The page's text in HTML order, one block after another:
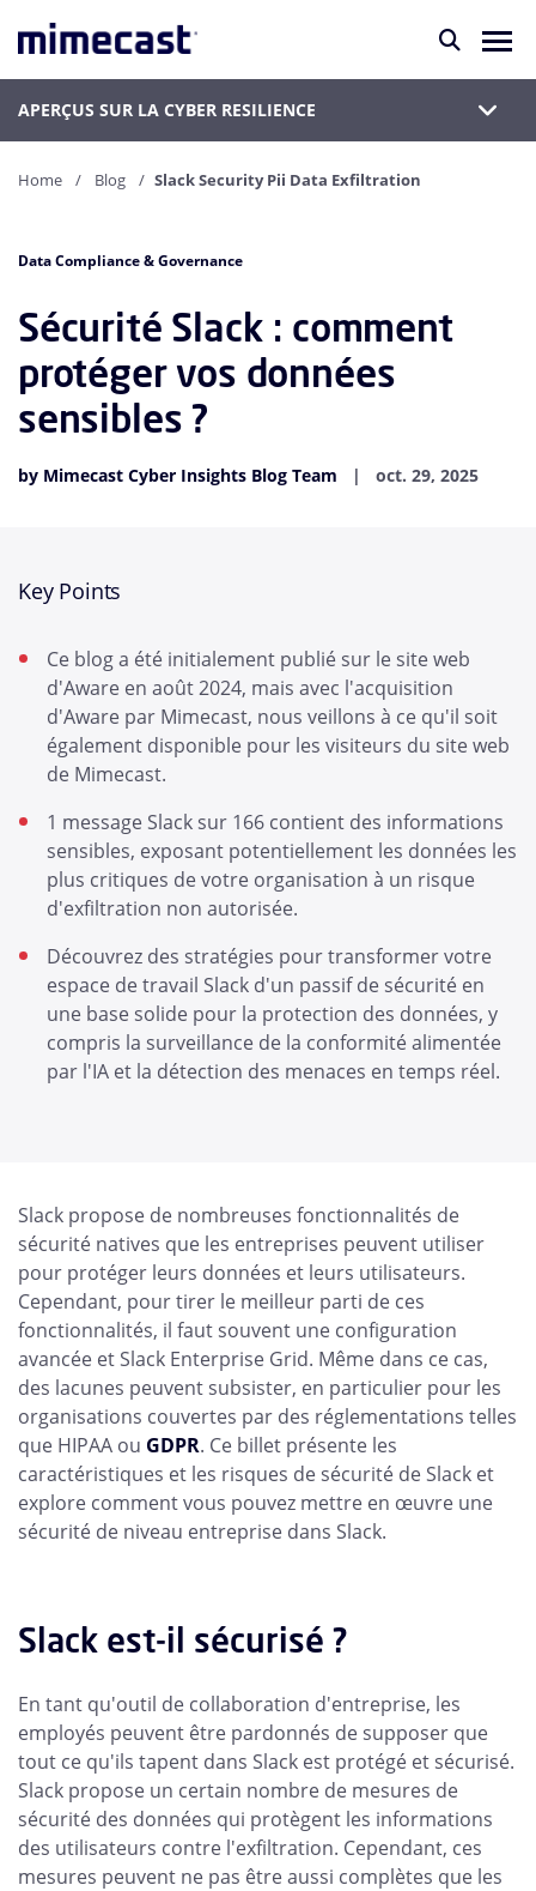
APERÇUS SUR LA CYBER RESILIENCE
Home Blog Slack Security Pii Data Exfiltration
Data Compliance & Governance
Sécurité Slack : comment
protéger vos données
sensibles ?
by Mimecast Cyber Insights Blog Team oct. 29, 2025
Key Points
Ce blog a été initialement publié sur le site web
d'Aware en août 2024, mais avec l'acquisition
d'Aware par Mimecast, nous veillons à ce qu'il soit
également disponible pour les visiteurs du site web
de Mimecast.
1 message Slack sur 166 contient des informations
sensibles, exposant potentiellement les données les
plus critiques de votre organisation à un risque
d'exfiltration non autorisée.
Découvrez des stratégies pour transformer votre
espace de travail Slack d'un passif de sécurité en
une base solide pour la protection des données, y
compris la surveillance de la conformité alimentée
par l'IA et la détection des menaces en temps réel.
Slack propose de nombreuses fonctionnalités de
sécurité natives que les entreprises peuvent utiliser
pour protéger leurs données et leurs utilisateurs.
Cependant, pour tirer le meilleur parti de ces
fonctionnalités, il faut souvent une configuration
avancée et Slack Enterprise Grid. Même dans ce cas,
des lacunes peuvent subsister, en particulier pour les
organisations couvertes par des réglementations telles
que HIPAA ou GDPR. Ce billet présente les
caractéristiques et les risques de sécurité de Slack et
explore comment vous pouvez mettre en œuvre une
sécurité de niveau entreprise dans Slack.
Slack est-il sécurisé ?
En tant qu'outil de collaboration d'entreprise, les
employés peuvent être pardonnés de supposer que
tout ce qu'ils tapent dans Slack est protégé et sécurisé.
Slack propose un certain nombre de mesures de
sécurité des données qui protègent les informations
des utilisateurs contre l'exfiltration. Cependant, ces
mesures peuvent ne pas être aussi complètes que les